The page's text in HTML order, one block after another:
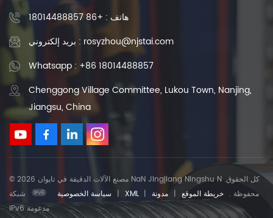
هاتف : +86 18014488857
بريد إلكتروني : rosyzhou@njstai.com
Whatsapp : +86 18014488857
Chenggong Village Committee, Lukou Town, Nanjing,
Jiangsu, China
© 2026 مصنع الآلات الدقيقة في تايوان NaN Jingjiang Ningshu N .كل الحقوق
محفوظة . خريطة الموقع | مدونة |
XML
| سياسة الخصوصية
شبكة
IPv6 مدعومة